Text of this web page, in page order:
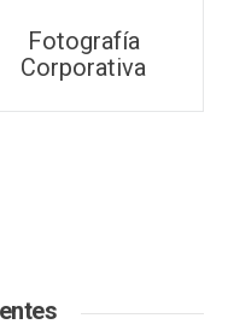
Fotografía
Corporativa